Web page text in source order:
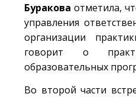
Буракова отметила,
управления
организации
говорит о
образовательных
Во второй части